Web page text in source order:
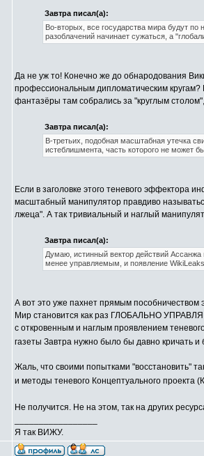
Завтра писал(а):
Во-вторых, все государства мира будут
разоблачений начинает сужаться, а
Да не уж то! Конечно же до обнародования
профессиональным дипломатическим
фантазёры там собрались за "круглым
Завтра писал(а):
В-третьих, подобная масштабная утечка
истеблишмента, часть которого не может
Если в заголовке этого теневого эффектора
масштабный манипулятор правдиво
лжеца". А так тривиальный и наглый
Завтра писал(а):
Думаю, истинный вектор действий
менее управляемым, и появление
А вот это уже пахнет прямым пособничеством
Мир становится как раз ГЛОБАЛЬНО
с откровенным и наглым проявлением
газеты Завтра нужно было бы давно кричать
Жаль, что своими попытками "восстановить"
и методы теневого Концептуального проекта
Не получится. Не на этом, так на других
Я так ВИЖУ.